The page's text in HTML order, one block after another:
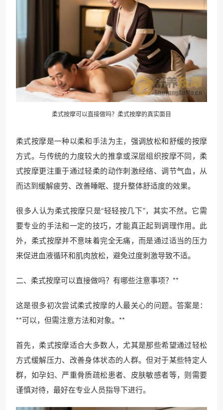
柔式按摩可以直接做吗？柔式按摩的真实面目
柔式按摩是一种以柔和手法为主，强调放松和舒缓的按摩
方式。与传统的力度较大的推拿或深层组织按摩不同，柔
式按摩更注重于通过轻柔的动作刺激经络、调节气血，从
而达到缓解疲劳、改善睡眠、提升整体舒适度的效果。
很多人认为柔式按摩只是“轻轻按几下”，其实不然。它需
要专业的手法和一定的技巧，才能真正起到调理作用。此
外，柔式按摩并不意味着完全无痛，而是通过适当的压力
来促进血液循环和肌肉放松，避免过度刺激导致不适。
二、柔式按摩可以直接做吗？有哪些注意事项？**
这是很多初次尝试柔式按摩的人最关心的问题。答案是：
**可以，但需注意方法和对象。**
首先，柔式按摩适合大多数人，尤其是那些希望通过轻松
方式缓解压力、改善身体状态的人群。但对于某些特定人
群，如孕妇、严重骨质疏松患者、皮肤敏感者等，则需要
谨慎对待，最好在专业人员指导下进行。